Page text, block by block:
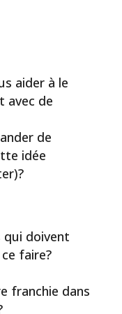
aider à le
avec de
de
idée
qui doivent
faire?
franchie dans